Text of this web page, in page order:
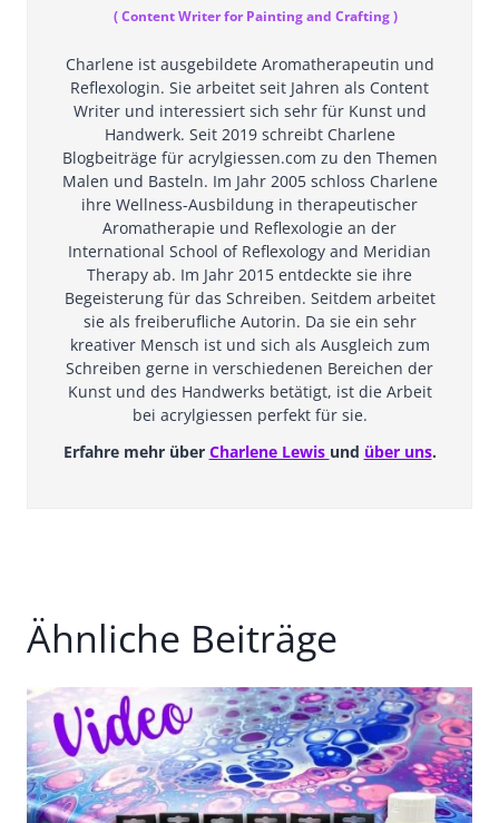
(Content Writer for Painting and Crafting)
Charlene ist ausgebildete Aromatherapeutin und
Reflexologin. Sie arbeitet seit Jahren als Content
Writer und interessiert sich sehr für Kunst und
Handwerk. Seit 2019 schreibt Charlene
Blogbeiträge für acrylgiessen.com zu den Themen
Malen und Basteln. Im Jahr 2005 schloss Charlene
ihre Wellness-Ausbildung in therapeutischer
Aromatherapie und Reflexologie an der
International School of Reflexology and Meridian
Therapy ab. Im Jahr 2015 entdeckte sie ihre
Begeisterung für das Schreiben. Seitdem arbeitet
sie als freiberufliche Autorin. Da sie ein sehr
kreativer Mensch ist und sich als Ausgleich zum
Schreiben gerne in verschiedenen Bereichen der
Kunst und des Handwerks betätigt, ist die Arbeit
bei acrylgiessen perfekt für sie.
Erfahre mehr über Charlene Lewis und über uns.
Ähnliche Beiträge